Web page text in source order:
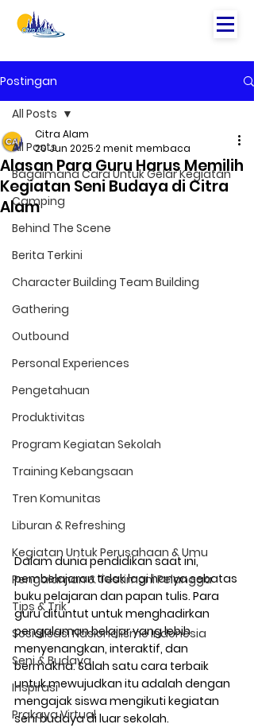
Postingan
All Posts
Bagaimana Cara Untuk Gelar Kegiatan
Camping
Behind The Scene
Berita Terkini
Character Building Team Building
Gathering
Outbound
Personal Experiences
Pengetahuan
Produktivitas
Program Kegiatan Sekolah
Training Kebangsaan
Tren Komunitas
Liburan & Refreshing
Kegiatan Untuk Perusahaan & Umu
Pengalaman & Testimoni Pelangga
Tips & Trik
Sosialisasi Nasionalisme Indonesia
Seni & Budaya
Inspirasi
Prakaya Virtual
All Posts
Alasan Para Guru Harus Memilih
Kegiatan Seni Budaya di Citra
Alam
Citra Alam
20 Jun 20252 menit membaca
Dalam dunia pendidikan saat ini,
pembelajaran tidak lagi hanya sebatas
buku pelajaran dan papan tulis. Para
guru dituntut untuk menghadirkan
pengalaman belajar yang lebih
menyenangkan, interaktif, dan
bermakna. Salah satu cara terbaik
untuk mewujudkan itu adalah dengan
mengajak siswa mengikuti kegiatan
seni budaya di luar sekolah.